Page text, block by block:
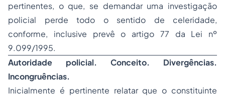
pertinentes, o que, se demandar uma investigação
policial perde todo o sentido de celeridade,
conforme, inclusive prevê o artigo 77 da Lei nº
9.099/1995.
Autoridade policial. Conceito. Divergências.
Incongruências.
Inicialmente é pertinente relatar que o constituinte